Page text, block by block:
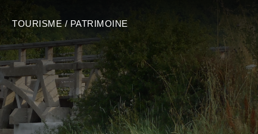
TOURISME / PATRIMOINE